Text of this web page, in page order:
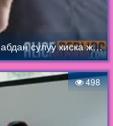
Блондинкага сигип, сперматозоид менен абдан сулуу киска жаап койду
498